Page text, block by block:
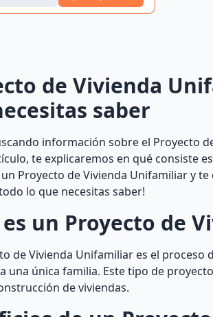
de Vivienda
saber
información sobre el Proyecto
te explicaremos en qué consiste
Proyecto de Vivienda Unifamiliar y
lo que necesitas saber!
es un Proyecto de
de Vivienda Unifamiliar es el proceso
una única familia. Este tipo de
de viviendas.